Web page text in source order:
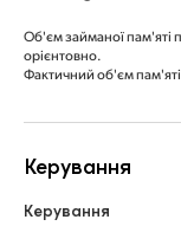
Об'єм займаної пам'яті
орієнтовно.
Фактичний об'єм
Керування
Керування